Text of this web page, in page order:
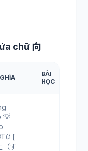
chữ 向
BÀI
HỌC
💡
[
（す